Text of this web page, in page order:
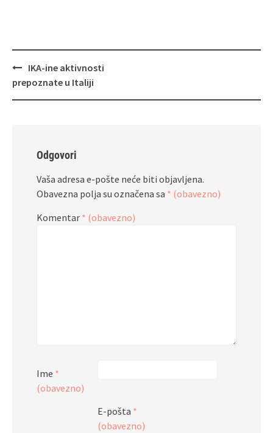
Navigacija
objava
IKA-ine aktivnosti
prepoznate u Italiji
Odgovori
Vaša adresa e-pošte neće biti objavljena.
Obavezna polja su označena sa * (obavezno)
Komentar * (obavezno)
Ime *
(obavezno)
E-pošta *
(obavezno)